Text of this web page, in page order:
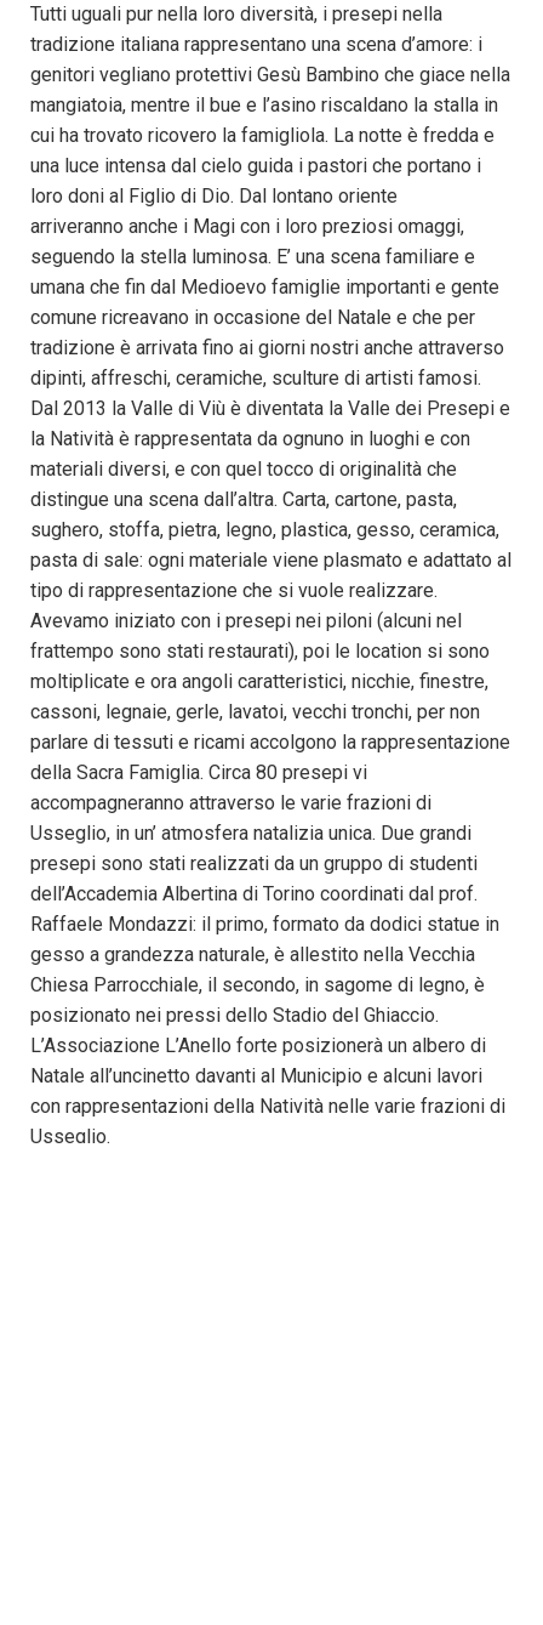
Tutti uguali pur nella loro diversità, i presepi nella
tradizione italiana rappresentano una scena d’amore: i
genitori vegliano protettivi Gesù Bambino che giace nella
mangiatoia, mentre il bue e l’asino riscaldano la stalla in
cui ha trovato ricovero la famigliola. La notte è fredda e
una luce intensa dal cielo guida i pastori che portano i
loro doni al Figlio di Dio. Dal lontano oriente
arriveranno anche i Magi con i loro preziosi omaggi,
seguendo la stella luminosa. E’ una scena familiare e
umana che fin dal Medioevo famiglie importanti e gente
comune ricreavano in occasione del Natale e che per
tradizione è arrivata fino ai giorni nostri anche attraverso
dipinti, affreschi, ceramiche, sculture di artisti famosi.
Dal 2013 la Valle di Viù è diventata la Valle dei Presepi e
la Natività è rappresentata da ognuno in luoghi e con
materiali diversi, e con quel tocco di originalità che
distingue una scena dall’altra. Carta, cartone, pasta,
sughero, stoffa, pietra, legno, plastica, gesso, ceramica,
pasta di sale: ogni materiale viene plasmato e adattato al
tipo di rappresentazione che si vuole realizzare.
Avevamo iniziato con i presepi nei piloni (alcuni nel
frattempo sono stati restaurati), poi le location si sono
moltiplicate e ora angoli caratteristici, nicchie, finestre,
cassoni, legnaie, gerle, lavatoi, vecchi tronchi, per non
parlare di tessuti e ricami accolgono la rappresentazione
della Sacra Famiglia. Circa 80 presepi vi
accompagneranno attraverso le varie frazioni di
Usseglio, in un’ atmosfera natalizia unica. Due grandi
presepi sono stati realizzati da un gruppo di studenti
dell’Accademia Albertina di Torino coordinati dal prof.
Raffaele Mondazzi: il primo, formato da dodici statue in
gesso a grandezza naturale, è allestito nella Vecchia
Chiesa Parrocchiale, il secondo, in sagome di legno, è
posizionato nei pressi dello Stadio del Ghiaccio.
L’Associazione L’Anello forte posizionerà un albero di
Natale all’uncinetto davanti al Municipio e alcuni lavori
con rappresentazioni della Natività nelle varie frazioni di
Usseglio.